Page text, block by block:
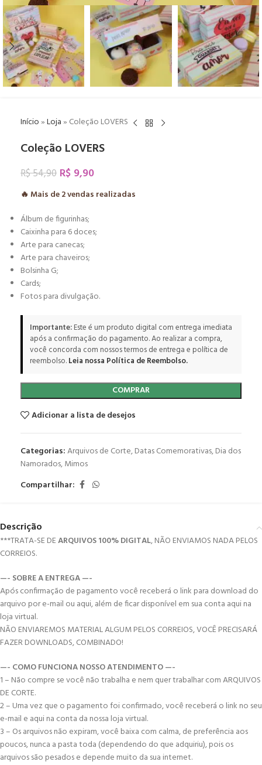
Início»Loja» Coleção LOVERS
Coleção LOVERS
R$54,90 R$ 9,90
🔥 Mais de2vendas realizadas
Álbum de figurinhas;
Caixinha para 6 doces;
Arte para canecas;
Arte para chaveiros;
Bolsinha G;
Cards;
Fotos para divulgação.
Importante:Este é um produto digital com entrega imediata
após a confirmação do pagamento. Ao realizar a compra,
você concorda com nossos termos de entrega e política de
reembolso.Leia nossa Política de Reembolso.
COMPRAR
Adicionar a lista de desejos
Categorias:Arquivos de Corte,Datas Comemorativas,Dia dos
Namorados,Mimos
Compartilhar:
Descrição
***TRATA-SE DEARQUIVOS 100% DIGITAL, NÃO ENVIAMOS NADA PELOS
CORREIOS.
—- SOBRE A ENTREGA —-
Após confirmação de pagamento você receberá o link para download do
arquivo por e-mail ou aqui, além de ficar disponível em sua conta aqui na
loja virtual.
NÃO ENVIAREMOS MATERIAL ALGUM PELOS CORREIOS, VOCÊ PRECISARÁ
FAZER DOWNLOADS, COMBINADO!
—- COMO FUNCIONA NOSSO ATENDIMENTO —-
1 – Não compre se você não trabalha e nem quer trabalhar com ARQUIVOS
DE CORTE.
2 – Uma vez que o pagamento foi confirmado, você receberá o link no seu
e-mail e aqui na conta da nossa loja virtual.
3 – Os arquivos não expiram, você baixa com calma, de preferência aos
poucos, nunca a pasta toda (dependendo do que adquiriu), pois os
arquivos são pesados e depende muito da sua internet.